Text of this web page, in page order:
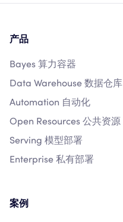
产品
Bayes 算力容器
Data Warehouse 数据仓库
Automation 自动化
Open Resources 公共资源
Serving 模型部署
Enterprise 私有部署
案例